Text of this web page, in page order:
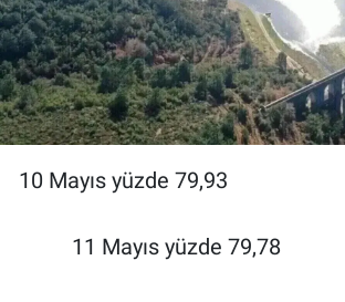
10 Mayıs yüzde 79,93
11 Mayıs yüzde 79,78